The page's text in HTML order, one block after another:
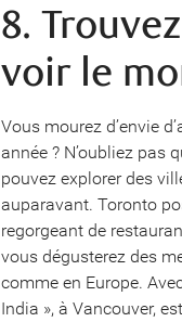
8.
voir le
Vous mourez d’envie
année ? N’oubliez pas
pouvez explorer des
auparavant. Toronto
regorgeant de
vous dégusterez des
comme en Europe.
India », à Vancouver,